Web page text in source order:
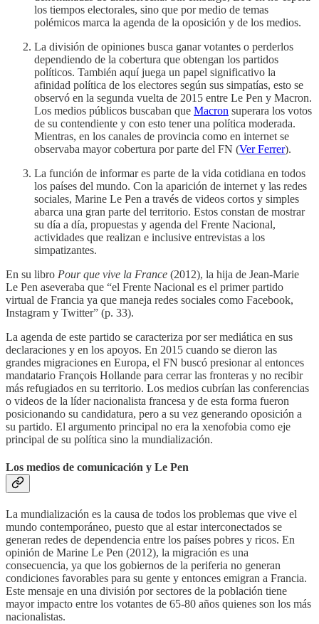
los tiempos electorales, sino que por medio de temas
polémicos marca la agenda de la oposición y de los medios.
La división de opiniones busca ganar votantes o perderlos
dependiendo de la cobertura que obtengan los partidos
políticos. También aquí juega un papel significativo la
afinidad política de los electores según sus simpatías, esto se
observó en la segunda vuelta de 2015 entre Le Pen y Macron.
Los medios públicos buscaban que Macron superara los votos
de su contendiente y con esto tener una política moderada.
Mientras, en los canales de provincia como en internet se
observaba mayor cobertura por parte del FN (Ver Ferrer).
La función de informar es parte de la vida cotidiana en todos
los países del mundo. Con la aparición de internet y las redes
sociales, Marine Le Pen a través de videos cortos y simples
abarca una gran parte del territorio. Estos constan de mostrar
su día a día, propuestas y agenda del Frente Nacional,
actividades que realizan e inclusive entrevistas a los
simpatizantes.
En su libro Pour que vive la France (2012), la hija de Jean-Marie
Le Pen aseveraba que “el Frente Nacional es el primer partido
virtual de Francia ya que maneja redes sociales como Facebook,
Instagram y Twitter” (p. 33).
La agenda de este partido se caracteriza por ser mediática en sus
declaraciones y en los apoyos. En 2015 cuando se dieron las
grandes migraciones en Europa, el FN buscó presionar al entonces
mandatario François Hollande para cerrar las fronteras y no recibir
más refugiados en su territorio. Los medios cubrían las conferencias
o videos de la líder nacionalista francesa y de esta forma fueron
posicionando su candidatura, pero a su vez generando oposición a
su partido. El argumento principal no era la xenofobia como eje
principal de su política sino la mundialización.
Los medios de comunicación y Le Pen
La mundialización es la causa de todos los problemas que vive el
mundo contemporáneo, puesto que al estar interconectados se
generan redes de dependencia entre los países pobres y ricos. En
opinión de Marine Le Pen (2012), la migración es una
consecuencia, ya que los gobiernos de la periferia no generan
condiciones favorables para su gente y entonces emigran a Francia.
Este mensaje en una división por sectores de la población tiene
mayor impacto entre los votantes de 65-80 años quienes son los más
nacionalistas.